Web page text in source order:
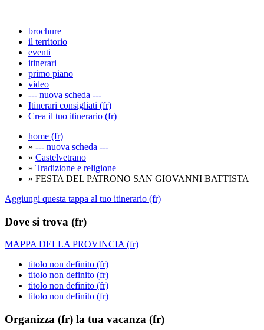
brochure
il territorio
eventi
itinerari
primo piano
video
--- nuova scheda ---
Itinerari consigliati (fr)
Crea il tuo itinerario (fr)
home (fr)
» --- nuova scheda ---
» Castelvetrano
» Tradizione e religione
» FESTA DEL PATRONO SAN GIOVANNI BATTISTA
Aggiungi questa tappa al tuo itinerario (fr)
Dove si trova (fr)
MAPPA DELLA PROVINCIA (fr)
titolo non definito (fr)
titolo non definito (fr)
titolo non definito (fr)
titolo non definito (fr)
Organizza (fr) la tua vacanza (fr)